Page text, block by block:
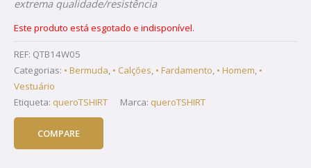
extrema qualidade/resistência
Este produto está esgotado e indisponível.
REF: QTB14W05
Categorias: • Bermuda, • Calções, • Fardamento, • Homem, •
Vestuário
Etiqueta: queroTSHIRT Marca: queroTSHIRT
COMPARE